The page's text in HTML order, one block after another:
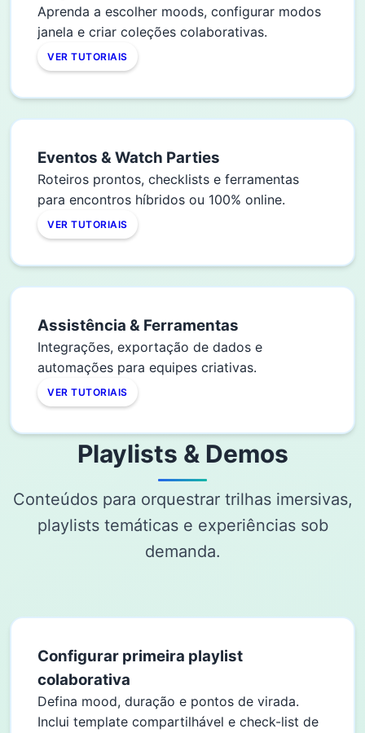
Aprenda a escolher moods, configurar modos
janela e criar coleções colaborativas.
VER TUTORIAIS
Eventos & Watch Parties
Roteiros prontos, checklists e ferramentas
para encontros híbridos ou 100% online.
VER TUTORIAIS
Assistência & Ferramentas
Integrações, exportação de dados e
automações para equipes criativas.
VER TUTORIAIS
Playlists & Demos
Conteúdos para orquestrar trilhas imersivas,
playlists temáticas e experiências sob
demanda.
Configurar primeira playlist
colaborativa
Defina mood, duração e pontos de virada.
Inclui template compartilhável e check-list de